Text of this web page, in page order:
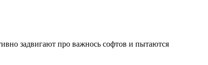
задвигают про важнось софтов и пытаются